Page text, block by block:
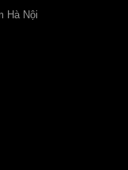
Hà Nội